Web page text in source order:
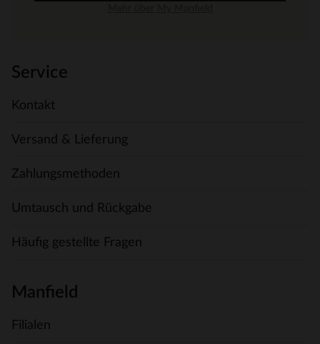
Service
Kontakt
Versand & Lieferung
Zahlungsmethoden
Umtausch und Rückgabe
Häufig gestellte Fragen
Manfield
Filialen